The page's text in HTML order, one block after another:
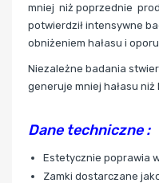
mniej niż poprzednie
potwierdził intensywne
obniżeniem hałasu i
Niezależne badania
generuje mniej hałasu niż
Dane techniczne :
Estetycznie poprawia
Zamki dostarczane